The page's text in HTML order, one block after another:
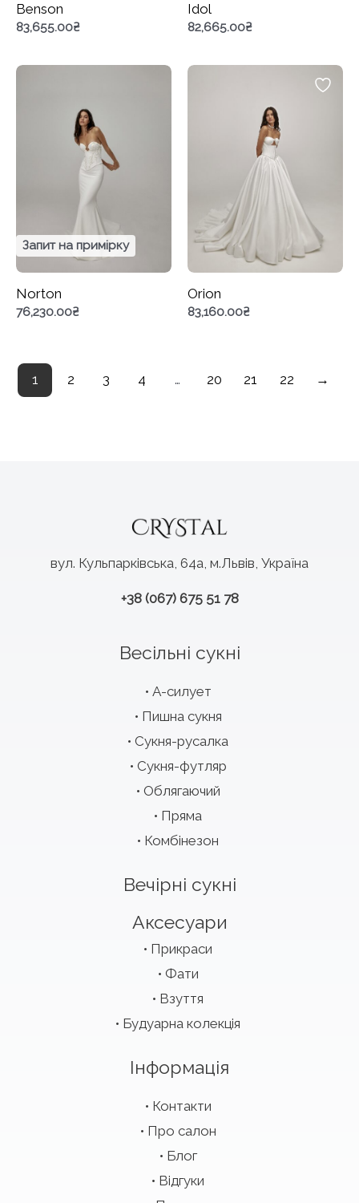
Benson
83,655.00₴
Idol
82,665.00₴
Запит на примірку
Norton
76,230.00₴
Orion
83,160.00₴
1 2 3 4 … 20 21 22 →
вул. Кульпарківська, 64а, м.Львів, Україна
+38 (067) 675 51 78
Весільні сукні
А-силует
Пишна сукня
Сукня-русалка
Сукня-футляр
Облягаючий
Пряма
Комбінезон
Вечірні сукні
Аксесуари
Прикраси
Фати
Взуття
Будуарна колекція
Інформація
Контакти
Про салон
Блог
Відгуки